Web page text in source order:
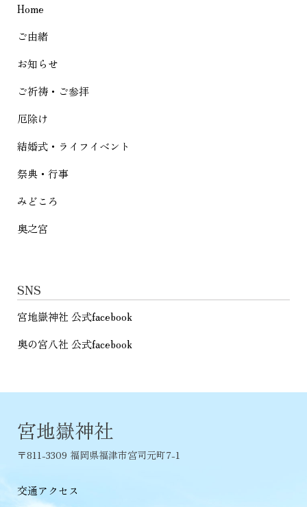
ー
シ
ョ
ン
Home
ご由緒
お知らせ
ご祈祷・ご参拝
厄除け
結婚式・ライフイベント
祭典・行事
みどころ
奥之宮
SNS
宮地嶽神社 公式facebook
奥の宮八社 公式facebook
宮地嶽神社
〒811-3309 福岡県福津市宮司元町7-1
交通アクセス